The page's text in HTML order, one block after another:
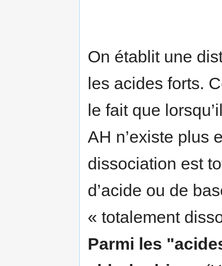
On établit une
les acides forts.
le fait que
AH n’existe plus
dissociation est
d’acide ou de
« totalement
Parmi les